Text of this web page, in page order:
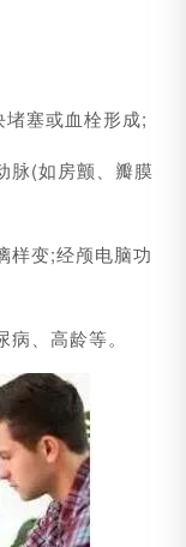
塞或血栓形成;
(如房颤、瓣膜
变;经颅电脑功
、高龄等。